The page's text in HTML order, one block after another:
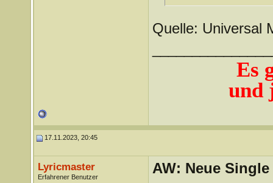
Quelle: Universal
Es
und
17.11.2023, 20:45
Lyricmaster
Erfahrener Benutzer
AW: Neue